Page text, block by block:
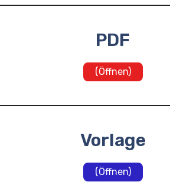
PDF
(Öffnen)
Vorlage
(Öffnen)